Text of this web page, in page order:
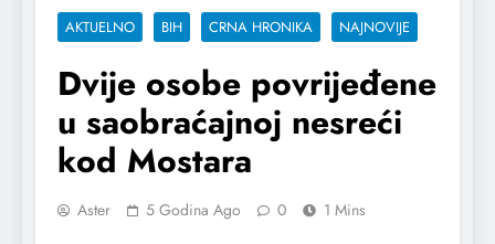
AKTUELNO BIH CRNA HRONIKA NAJNOVIJE
Dvije osobe povrijeđene
u saobraćajnoj nesreći
kod Mostara
Aster 5 Godina Ago 0 1 Mins